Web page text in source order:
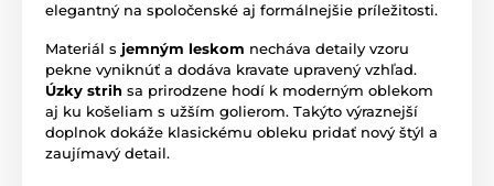
elegantný na spoločenské aj formálnejšie príležitosti.
Materiál s jemným leskom necháva detaily vzoru
pekne vyniknúť a dodáva kravate upravený vzhľad.
Úzky strih sa prirodzene hodí k moderným oblekom
aj ku košeliam s užším golierom. Takýto výraznejší
doplnok dokáže klasickému obleku pridať nový štýl a
zaujímavý detail.